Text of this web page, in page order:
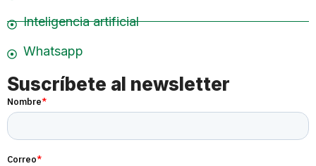
Inteligencia artificial
Whatsapp
Suscríbete al newsletter